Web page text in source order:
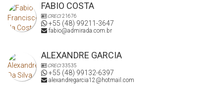
FABIO COSTA
CRECI21676
+55 (48) 99211-3647
fabio@admirada.com.br
ALEXANDRE GARCIA
CRECI33535
+55 (48) 99132-6397
alexandregarcia12@hotmail.com